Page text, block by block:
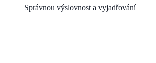
Správnou výslovnost a vyjadřování